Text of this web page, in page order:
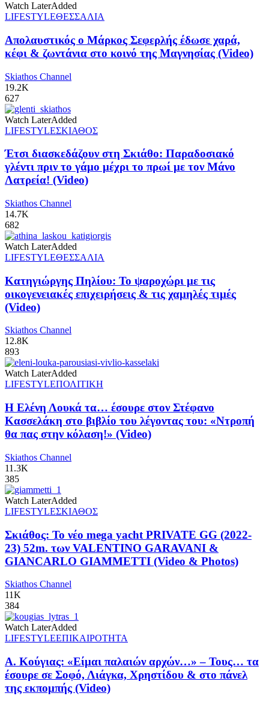
Watch LaterAdded
LIFESTYLEΘΕΣΣΑΛΙΑ
Απολαυστικός ο Μάρκος Σεφερλής έδωσε χαρά,
κέφι & ζωντάνια στο κοινό της Μαγνησίας (Video)
Skiathos Channel
19.2K
627
Watch LaterAdded
LIFESTYLEΣΚΙΑΘΟΣ
Έτσι διασκεδάζουν στη Σκιάθο: Παραδοσιακό
γλέντι πριν το γάμο μέχρι το πρωί με τον Μάνο
Λατρεία! (Video)
Skiathos Channel
14.7K
682
Watch LaterAdded
LIFESTYLEΘΕΣΣΑΛΙΑ
Κατηγιώργης Πηλίου: Το ψαροχώρι με τις
οικογενειακές επιχειρήσεις & τις χαμηλές τιμές
(Video)
Skiathos Channel
12.8K
893
Watch LaterAdded
LIFESTYLEΠΟΛΙΤΙΚΗ
Η Ελένη Λουκά τα… έσουρε στον Στέφανο
Κασσελάκη στο βιβλίο του λέγοντας του: «Ντροπή
θα πας στην κόλαση!» (Video)
Skiathos Channel
11.3K
385
Watch LaterAdded
LIFESTYLEΣΚΙΑΘΟΣ
Σκιάθος: Το νέο mega yacht PRIVATE GG (2022-
23) 52m. των VALENTINO GARAVANI &
GIANCARLO GIAMMETTI (Video & Photos)
Skiathos Channel
11K
384
Watch LaterAdded
LIFESTYLEΕΠΙΚΑΙΡΟΤΗΤΑ
Α. Κούγιας: «Είμαι παλαιών αρχών…» – Τους… τα
έσουρε σε Σοφό, Λιάγκα, Χρηστίδου & στο πάνελ
της εκπομπής (Video)